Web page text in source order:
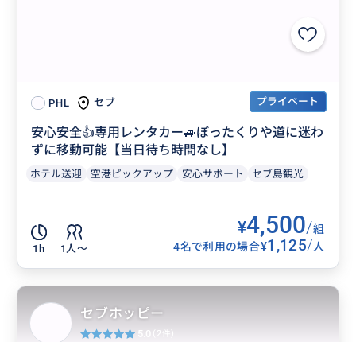
PHL セブ プライベート
安心安全👍専用レンタカー🚙ぼったくりや道に迷わ
ずに移動可能【当日待ち時間なし】
ホテル送迎 空港ピックアップ 安心サポート セブ島観光
1h 1人〜
¥4,500/組
4名で利用の場合¥1,125/人
セブホッピー
5.0 (2件)